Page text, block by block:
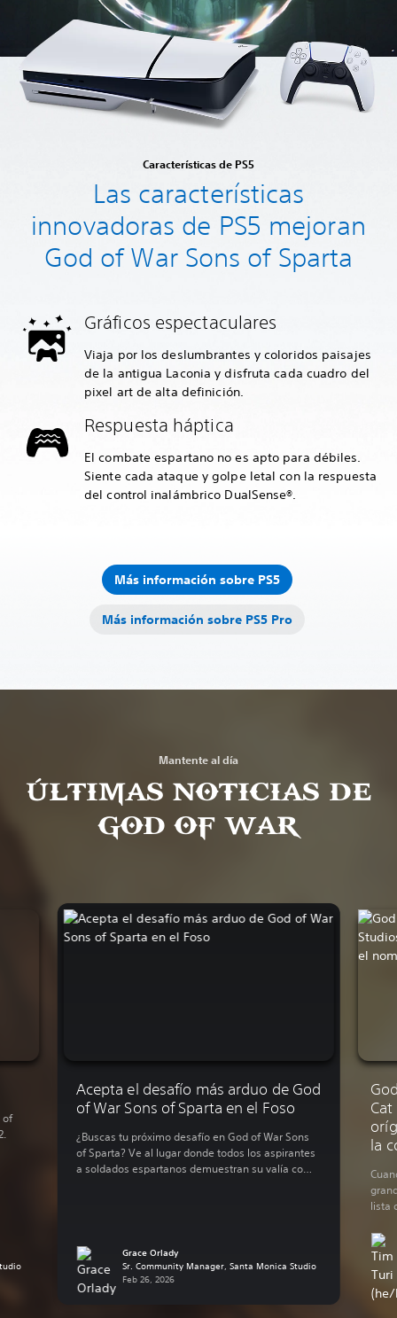
Características de PS5
Las características
innovadoras de PS5 mejoran
God of War Sons of Sparta
Gráficos espectaculares
Viaja por los deslumbrantes y coloridos paisajes
de la antigua Laconia y disfruta cada cuadro del
pixel art de alta definición.
Respuesta háptica
El combate espartano no es apto para débiles.
Siente cada ataque y golpe letal con la respuesta
del control inalámbrico DualSense®.
Más información sobre PS5
Más información sobre PS5 Pro
Mantente al día
ÚLTIMAS NOTICIAS DE
GOD OF WAR
Acepta el desafío más arduo de God
of War Sons of Sparta en el Foso
¿Buscas tu próximo desafío en God of War Sons
of Sparta? Ve al lugar donde todos los aspirantes
a soldados espartanos demuestran su valía como
Grace Orlady
Sr. Community Manager, Santa Monica Studio
Feb 26, 2026
la
lista
of